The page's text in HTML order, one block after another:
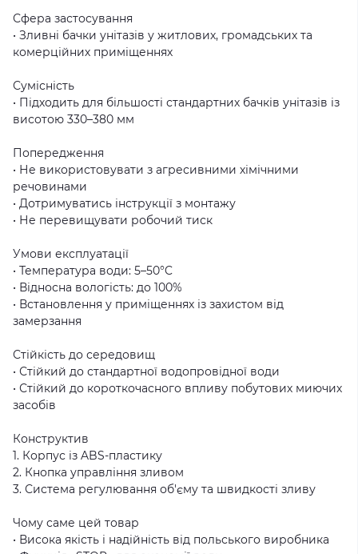
Сфера застосування
• Зливні бачки унітазів у житлових, громадських та
комерційних приміщеннях
Сумісність
• Підходить для більшості стандартних бачків унітазів із
висотою 330–380 мм
Попередження
• Не використовувати з агресивними хімічними
речовинами
• Дотримуватись інструкції з монтажу
• Не перевищувати робочий тиск
Умови експлуатації
• Температура води: 5–50°C
• Відносна вологість: до 100%
• Встановлення у приміщеннях із захистом від
замерзання
Стійкість до середовищ
• Стійкий до стандартної водопровідної води
• Стійкий до короткочасного впливу побутових миючих
засобів
Конструктив
1. Корпус із ABS-пластику
2. Кнопка управління зливом
3. Система регулювання об'єму та швидкості зливу
Чому саме цей товар
• Висока якість і надійність від польського виробника